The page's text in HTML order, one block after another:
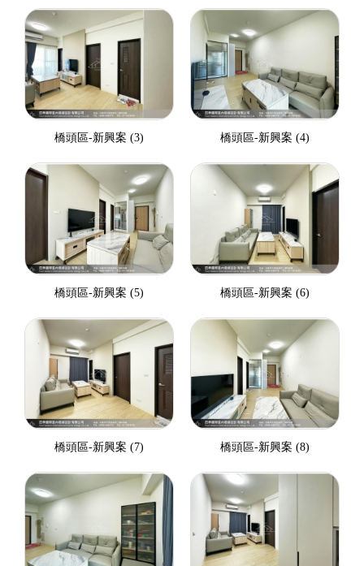
橋頭區-新興案 (3) 橋頭區-新興案 (4)
橋頭區-新興案 (5) 橋頭區-新興案 (6)
橋頭區-新興案 (7) 橋頭區-新興案 (8)